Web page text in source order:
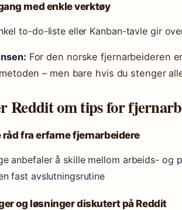
med enkle verktøy
to-do-liste eller Kanban-tavle gir
For den norske fjernarbeideren
– men bare hvis du stenger
Reddit om tips for
fra erfarne fjernarbeidere
anbefaler å skille mellom arbeids- og
fast avslutningsrutine
og løsninger diskutert på Reddit